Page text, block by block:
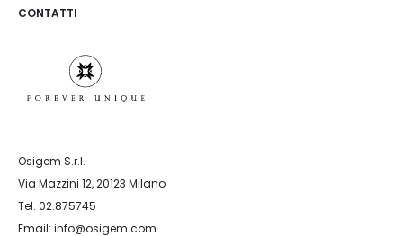
CONTATTI
Osigem S.r.l.
Via Mazzini 12, 20123 Milano
Tel. 02.875745
Email: info@osigem.com